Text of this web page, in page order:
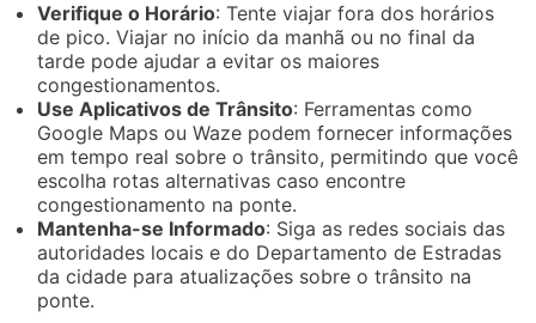
Verifique o Horário: Tente viajar fora dos horários
de pico. Viajar no início da manhã ou no final da
tarde pode ajudar a evitar os maiores
congestionamentos.
Use Aplicativos de Trânsito: Ferramentas como
Google Maps ou Waze podem fornecer informações
em tempo real sobre o trânsito, permitindo que você
escolha rotas alternativas caso encontre
congestionamento na ponte.
Mantenha-se Informado: Siga as redes sociais das
autoridades locais e do Departamento de Estradas
da cidade para atualizações sobre o trânsito na
ponte.